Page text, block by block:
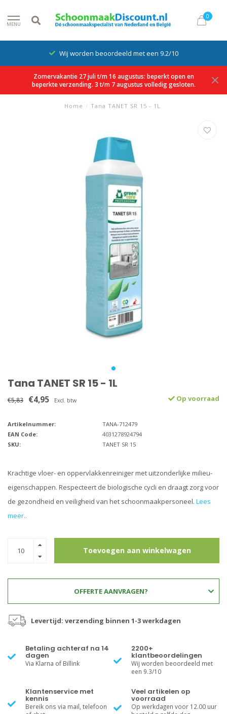
MENU
0
Wij worden beoordeeld met een 9.2/10
Zomervakantie 27 juli t/m 16 augustus: beperkt open en
beperkte verzending. 3 t/m 7 augustus volledig gesloten.
Home / Tana TANET SR 15 - 1L
Tana TANET SR 15 - 1L
€5,83 €4,95 Excl. btw Op voorraad
Artikelnummer:
TANA-712479
EAN Code:
4031278924794
SKU:
TANET SR 15
Krachtige vloer- en oppervlakkenreiniger met uitzonderlijke milieu-
eigenschappen. Respecteert de biologische cycli en draagt zorg voor
de gezondheid en veiligheid van het schoonmaakpersoneel. Lees
meer..
Toevoegen aan winkelwagen
OFFERTE AANVRAGEN?
Levertijd: verzending binnen 1-3 werkdagen
Betaling achteraf na 14
dagen
Via Klarna of Billink
2200+
klantbeoordelingen
Wij worden beoordeeld met
een 9.3/10
Klantenservice met
kennis
Bereik ons via mail, telefoon
Veel artikelen op
voorraad
Op werkdagen voor 12.00 uur